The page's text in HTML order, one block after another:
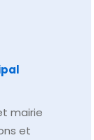
mairie
et